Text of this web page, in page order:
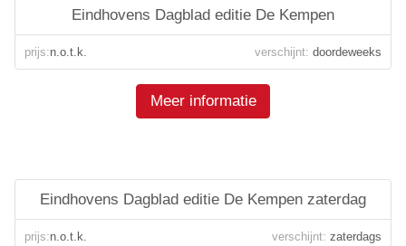
Eindhovens Dagblad editie De Kempen
prijs:n.o.t.k. verschijnt: doordeweeks
Meer informatie
Eindhovens Dagblad editie De Kempen zaterdag
prijs:n.o.t.k. verschijnt: zaterdags